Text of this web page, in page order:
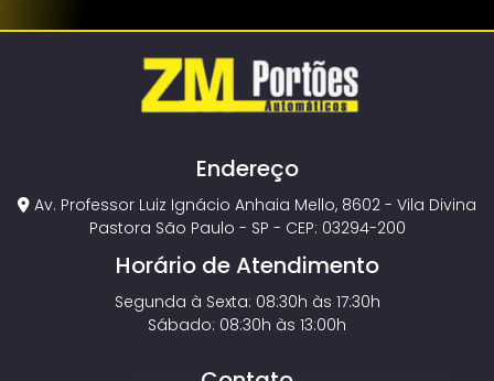
Endereço
Av. Professor Luiz Ignácio Anhaia Mello, 8602 - Vila Divina
Pastora São Paulo - SP - CEP: 03294-200
Horário de Atendimento
Segunda à Sexta: 08:30h às 17:30h
Sábado: 08:30h às 13:00h